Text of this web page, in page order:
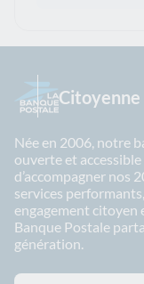
Citoyenne
Née en 2006, notre
ouverte et
d’accompagner nos
services
engagement citoyen
Banque Postale
génération.